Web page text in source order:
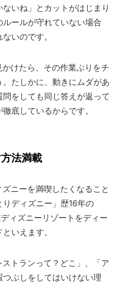
いね」とカットがはじまり
ールが守れていない場合
いのです。
けたら、その作業ぶりをチ
たしかに、動きにムダがあ
をしても同じ答えが返って
底しているからです。
法満載
ニーを満喫したくなること
ディズニー」歴16年の
ィズニーリゾートをディー
いえます。
トランって？どこ」、「ア
つぶしをしてはいけない理